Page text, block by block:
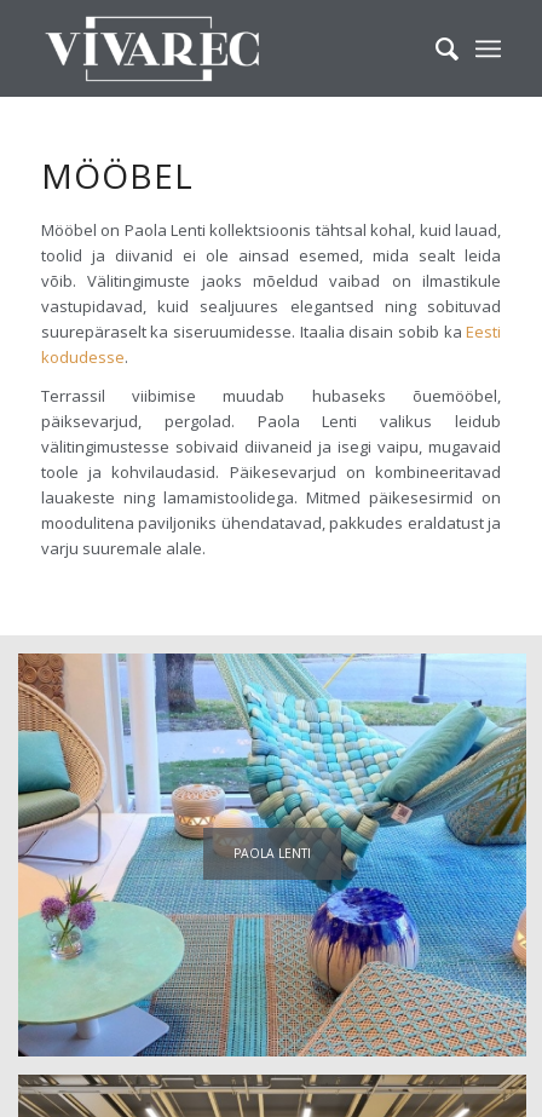
MÖÖBEL
Mööbel on Paola Lenti kollektsioonis tähtsal kohal, kuid lauad,
toolid ja diivanid ei ole ainsad esemed, mida sealt leida
võib. Välitingimuste jaoks mõeldud vaibad on ilmastikule
vastupidavad, kuid sealjuures elegantsed ning sobituvad
suurepäraselt ka siseruumidesse. Itaalia disain sobib kaEesti
kodudesse.
Terrassil viibimise muudab hubaseks õuemööbel,
päiksevarjud, pergolad. Paola Lenti valikus leidub
välitingimustesse sobivaid diivaneid ja isegi vaipu, mugavaid
toole ja kohvilaudasid. Päikesevarjud on kombineeritavad
lauakeste ning lamamistoolidega. Mitmed päikesesirmid on
moodulitena paviljoniks ühendatavad, pakkudes eraldatust ja
varju suuremale alale.
PAOLA LENTI